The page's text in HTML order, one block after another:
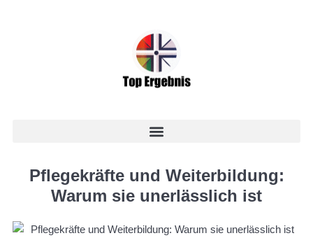
Pflegekräfte und Weiterbildung:
Warum sie unerlässlich ist